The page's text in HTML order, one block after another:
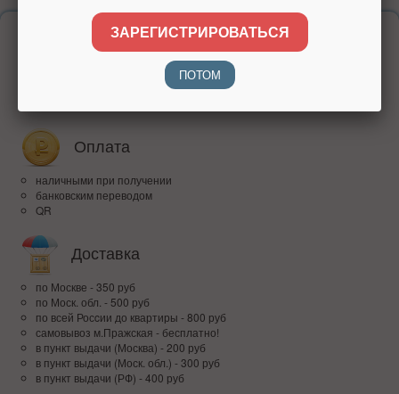
Надежность
Оплата
наличными при получении
банковским переводом
QR
Доставка
по Москве - 350 руб
по Моск. обл. - 500 руб
по всей Росcии до квартиры - 800 руб
самовывоз м.Пражская - бесплатно!
в пункт выдачи (Москва) - 200 руб
в пункт выдачи (Моск. обл.) - 300 руб
в пункт выдачи (РФ) - 400 руб
ЗАРЕГИСТРИРОВАТЬСЯ
ПОТОМ